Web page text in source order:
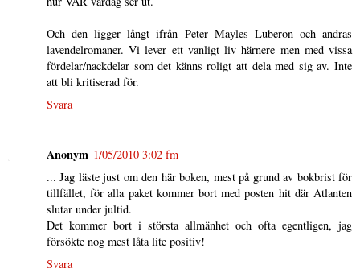
Och den ligger långt ifrån Peter Mayles Luberon och andras
lavendelromaner. Vi lever ett vanligt liv härnere men med vissa
fördelar/nackdelar som det känns roligt att dela med sig av. Inte
att bli kritiserad för.
Svara
Anonym 1/05/2010 3:02 fm
... Jag läste just om den här boken, mest på grund av bokbrist för
tillfället, för alla paket kommer bort med posten hit där Atlanten
slutar under jultid.
Det kommer bort i största allmänhet och ofta egentligen, jag
försökte nog mest låta lite positiv!
Svara